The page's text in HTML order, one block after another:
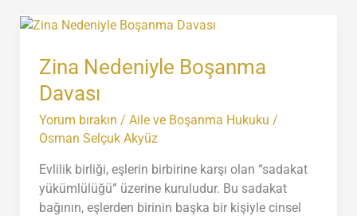
Zina Nedeniyle Boşanma
Davası
Yorum bırakın / Aile ve Boşanma Hukuku /
Osman Selçuk Akyüz
Evlilik birliği, eşlerin birbirine karşı olan “sadakat
yükümlülüğü” üzerine kuruludur. Bu sadakat
bağının, eşlerden birinin başka bir kişiyle cinsel